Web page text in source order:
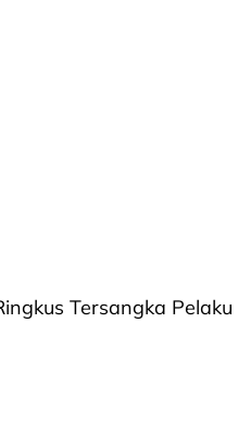
Tersangka Pelaku